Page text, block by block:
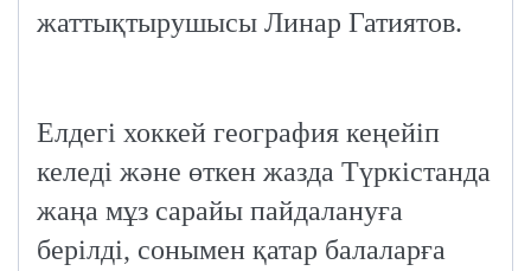
жаттықтырушысы Линар Гатиятов.
Елдегі хоккей география кеңейіп
келеді және өткен жазда Түркістанда
жаңа мұз сарайы пайдалануға
берілді, сонымен қатар балаларға